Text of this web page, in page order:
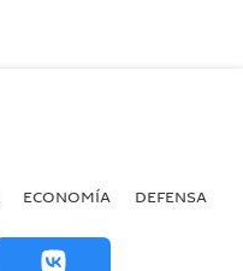
ECONOMÍA DEFENSA